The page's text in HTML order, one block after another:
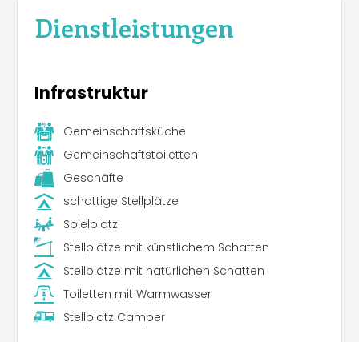
Dienstleistungen
Infrastruktur
Gemeinschaftsküche
Gemeinschaftstoiletten
Geschäfte
schattige Stellplätze
Spielplatz
Stellplätze mit künstlichem Schatten
Stellplätze mit natürlichen Schatten
Toiletten mit Warmwasser
Stellplatz Camper